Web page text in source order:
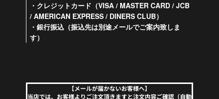
・クレジットカード（VISA / MASTER CARD / JCB
/ AMERICAN EXPRESS / DINERS CLUB）
・銀行振込（振込先は別途メールでご案内致しま
す）
【メールが届かないお客様へ】
当店では、お客様よりご注文頂きますと注文内容ご確認（自動